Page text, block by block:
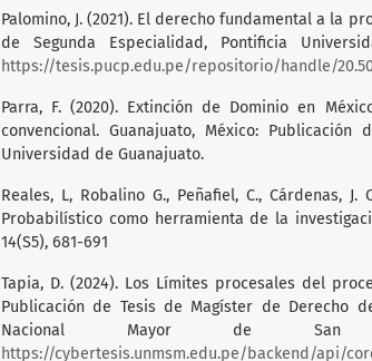
Palomino, J. (2021). El derecho fundamental a la
de Segunda Especialidad, Pontificia
https://tesis.pucp.edu.pe/repositorio/handle/
Parra, F. (2020). Extinción de Dominio en
convencional. Guanajuato, México:
Universidad de Guanajuato.
Reales, L, Robalino G., Peñafiel, C., Cárdenas,
Probabilístico como herramienta de la
14(S5), 681-691
Tapia, D. (2024). Los Límites procesales del
Publicación de Tesis de Magíster de Derecho
Nacional Mayor de San
https://cybertesis.unmsm.edu.pe/backend/api/